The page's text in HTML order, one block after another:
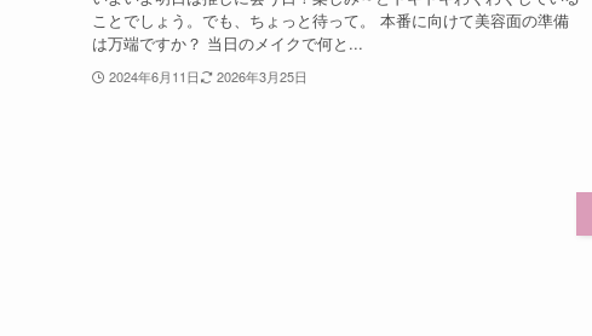
ことでしょう。でも、ちょっと待って。 本番に向けて美容面の準備
は万端ですか？ 当日のメイクで何と...
2024年6月11日 2026年3月25日